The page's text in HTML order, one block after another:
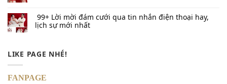
99+ Lời mời đám cưới qua tin nhắn​ điện thoại hay,
lịch sự mới nhất
LIKE PAGE NHÉ!
FANPAGE